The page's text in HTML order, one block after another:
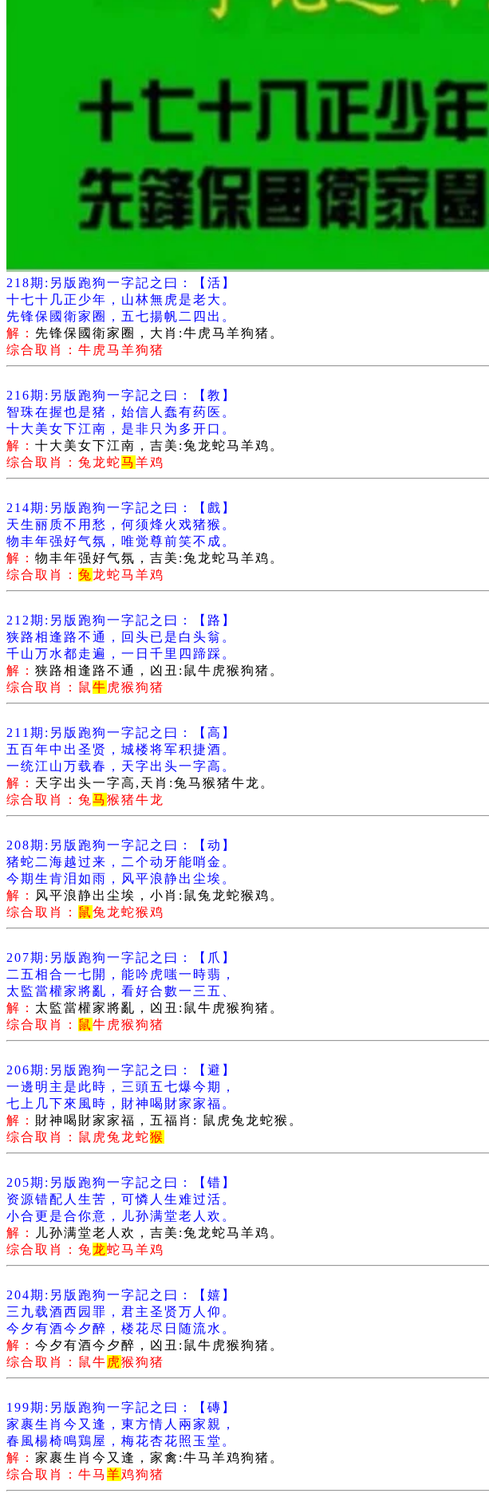
218期:另版跑狗一字記之曰：【活】
十七十几正少年，山林無虎是老大。
先锋保國衛家圈，五七揚帆二四出。
解： 先锋保國衛家圈，大肖:牛虎马羊狗猪。
综合取肖：牛虎马羊狗猪
216期:另版跑狗一字記之曰：【教】
智珠在握也是猪，始信人蠢有药医。
十大美女下江南，是非只为多开口。
解： 十大美女下江南，吉美:兔龙蛇马羊鸡。
综合取肖：兔龙蛇马 羊鸡
214期:另版跑狗一字記之曰：【戲】
天生丽质不用愁，何须烽火戏猪猴。
物丰年强好气氛，唯觉尊前笑不成。
解： 物丰年强好气氛，吉美:兔龙蛇马羊鸡。
综合取肖： 兔龙蛇马羊鸡
212期:另版跑狗一字記之曰：【路】
狭路相逢路不通，回头已是白头翁。
千山万水都走遍，一日千里四蹄踩。
解： 狭路相逢路不通，凶丑:鼠牛虎猴狗猪。
综合取肖：鼠牛 虎猴狗猪
211期:另版跑狗一字記之曰：【高】
五百年中出圣贤，城楼将军积捷酒。
一统江山万载春，天字出头一字高。
解： 天字出头一字高,天肖:兔马猴猪牛龙。
综合取肖：兔马 猴猪牛龙
208期:另版跑狗一字記之曰：【动】
猪蛇二海越过来，二个动牙能哨金。
今期生肯泪如雨，风平浪静出尘埃。
解：
风平浪静出尘埃，小肖:鼠兔龙蛇猴鸡。
综合取肖： 鼠兔龙蛇猴鸡
207期:另版跑狗一字記之曰：【爪】
二五相合一七開，能吟虎嗤一時翡，
太監當權家將亂，看好合數一三五、
解： 太監當權家將亂，凶丑:鼠牛虎猴狗猪。
综合取肖： 鼠牛虎猴狗猪
206期:另版跑狗一字記之曰：【避】
一邊明主是此時，三頭五七爆今期，
七上几下來風時，財神喝財家家福。
解： 財神喝財家家福，五福肖: 鼠虎兔龙蛇猴。
综合取肖：鼠虎兔龙蛇猴
205期:另版跑狗一字記之曰：【错】
资源错配人生苦，可憐人生难过活。
小合更是合你意，儿孙满堂老人欢。
解：
儿孙满堂老人欢，吉美:兔龙蛇马羊鸡。
综合取肖：兔龙蛇马羊鸡
204期:另版跑狗一字記之曰：【嬉】
三九载酒西园罪，君主圣贤万人仰。
今夕有酒今夕醉，楼花尽日随流水。
解： 今夕有酒今夕醉，凶丑:鼠牛虎猴狗猪。
综合取肖：鼠牛 虎猴狗猪
199期:另版跑狗一字記之曰：【磚】
家裹生肖今又逢，東方情人兩家親，
春風楊椅鳴鶏屋，梅花杏花照玉堂。
解： 家裹生肖今又逢，家禽:牛马羊鸡狗猪。
综合取肖：牛马 羊鸡狗猪